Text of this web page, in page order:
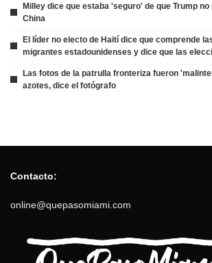
Milley dice que estaba 'seguro' de que Trump no
China
El líder no electo de Haití dice que comprende
migrantes estadounidenses y dice que las
Las fotos de la patrulla fronteriza fueron
azotes, dice el fotógrafo
Contacto:
online@quepasomiami.com